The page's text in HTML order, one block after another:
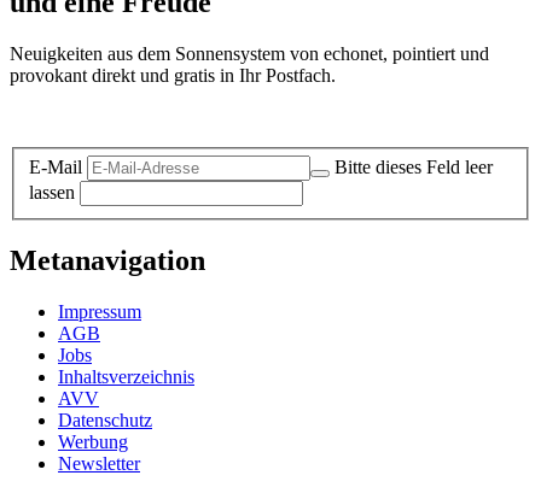
Neuigkeiten aus dem Sonnensystem von echonet, pointiert und
provokant direkt und gratis in Ihr Postfach.
E-Mail
Bitte dieses Feld leer
lassen
Metanavigation
Impressum
AGB
Jobs
Inhaltsverzeichnis
AVV
Datenschutz
Werbung
Newsletter